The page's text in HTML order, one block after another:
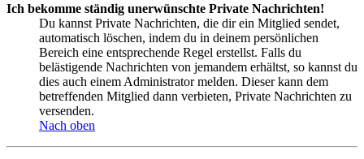
Ich bekomme ständig unerwünschte Private Nachrichten!
Du kannst Private Nachrichten, die dir ein Mitglied sendet,
automatisch löschen, indem du in deinem persönlichen
Bereich eine entsprechende Regel erstellst. Falls du
belästigende Nachrichten von jemandem erhältst, so kannst du
dies auch einem Administrator melden. Dieser kann dem
betreffenden Mitglied dann verbieten, Private Nachrichten zu
versenden.
Nach oben